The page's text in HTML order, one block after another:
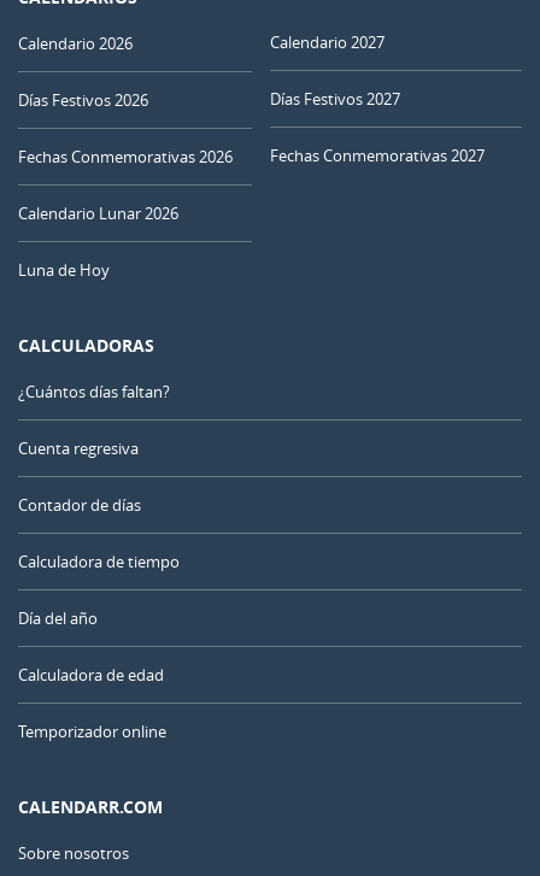
Calendario 2026
Días Festivos 2026
Fechas Conmemorativas 2026
Calendario Lunar 2026
Luna de Hoy
Calendario 2027
Días Festivos 2027
Fechas Conmemorativas 2027
CALCULADORAS
¿Cuántos días faltan?
Cuenta regresiva
Contador de días
Calculadora de tiempo
Día del año
Calculadora de edad
Temporizador online
CALENDARR.COM
Sobre nosotros